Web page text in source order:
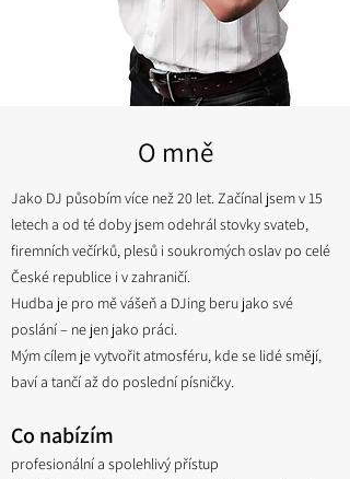
O mně
Jako DJ působím více než 20 let. Začínal jsem v 15
letech a od té doby jsem odehrál stovky svateb,
firemních večírků, plesů i soukromých oslav po celé
České republice i v zahraničí.
Hudba je pro mě vášeň a DJing beru jako své
poslání – ne jen jako práci.
Mým cílem je vytvořit atmosféru, kde se lidé smějí,
baví a tančí až do poslední písničky.
Co nabízím
profesionální a spolehlivý přístup